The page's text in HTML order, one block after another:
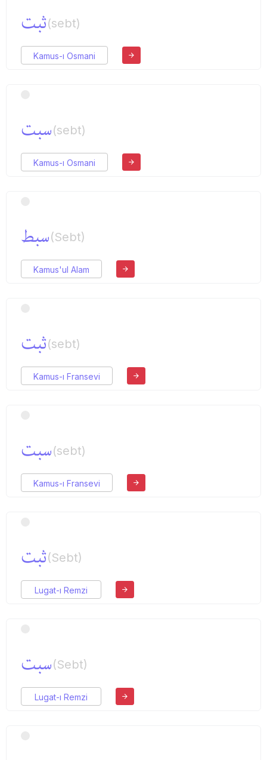
ثبت(sebt)
Kamus-ı Osmani
سبت(sebt)
Kamus-ı Osmani
سبط(Sebt)
Kamus'ul Alam
ثبت(sebt)
Kamus-ı Fransevi
سبت(sebt)
Kamus-ı Fransevi
ثبت(Sebt)
Lugat-ı Remzi
سبت(Sebt)
Lugat-ı Remzi